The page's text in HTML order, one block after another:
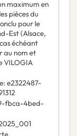
maximum en
pièces du
pour le
Est (Alsace,
échéant
au nom et
VILOGIA
: e2322487-
fbca-4bed-